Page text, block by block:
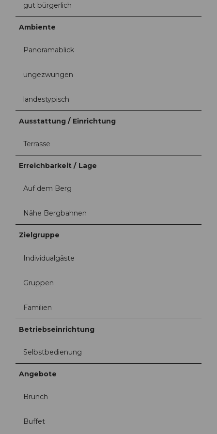
gut bürgerlich
Ambiente
Panoramablick
ungezwungen
landestypisch
Ausstattung / Einrichtung
Terrasse
Erreichbarkeit / Lage
Auf dem Berg
Nähe Bergbahnen
Zielgruppe
Individualgäste
Gruppen
Familien
Betriebseinrichtung
Selbstbedienung
Angebote
Brunch
Buffet